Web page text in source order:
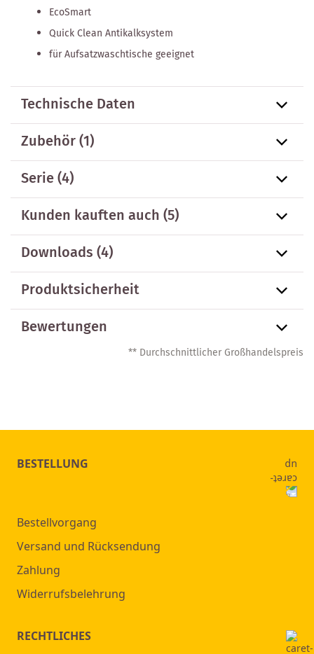
EcoSmart
Quick Clean Antikalksystem
für Aufsatzwaschtische geeignet
Technische Daten
Zubehör(1)
Serie(4)
Kunden kauften auch(5)
Downloads (4)
Produktsicherheit
Bewertungen
** Durchschnittlicher Großhandelspreis
BESTELLUNG
Bestellvorgang
Versand und Rücksendung
Zahlung
Widerrufsbelehrung
RECHTLICHES